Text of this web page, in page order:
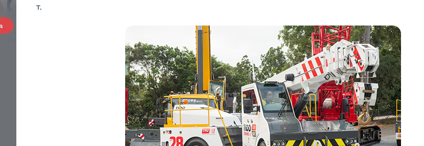
т.